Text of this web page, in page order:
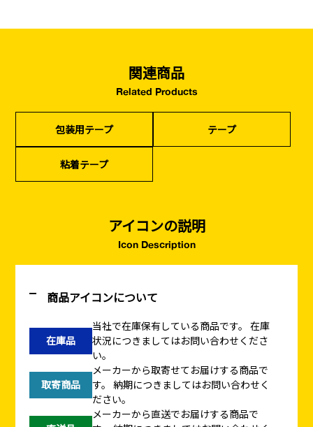
カタログダウンロード
建てる（建築）
（型枠工事）
仮説・バリケード
イベント設置・
バリケード（保安）
災害、台風対策
・復旧貢献
季節商材
関連商品
Related Products
包装用テープ テープ
粘着テープ
アイコンの説明
Icon Description
商品アイコンについて
在庫品
当社で在庫保有している商品です。 在庫
状況につきましてはお問い合わせくださ
い。
取寄商品
メーカーから取寄せてお届けする商品で
す。 納期につきましてはお問い合わせく
ださい。
メーカーから直送でお届けする商品で